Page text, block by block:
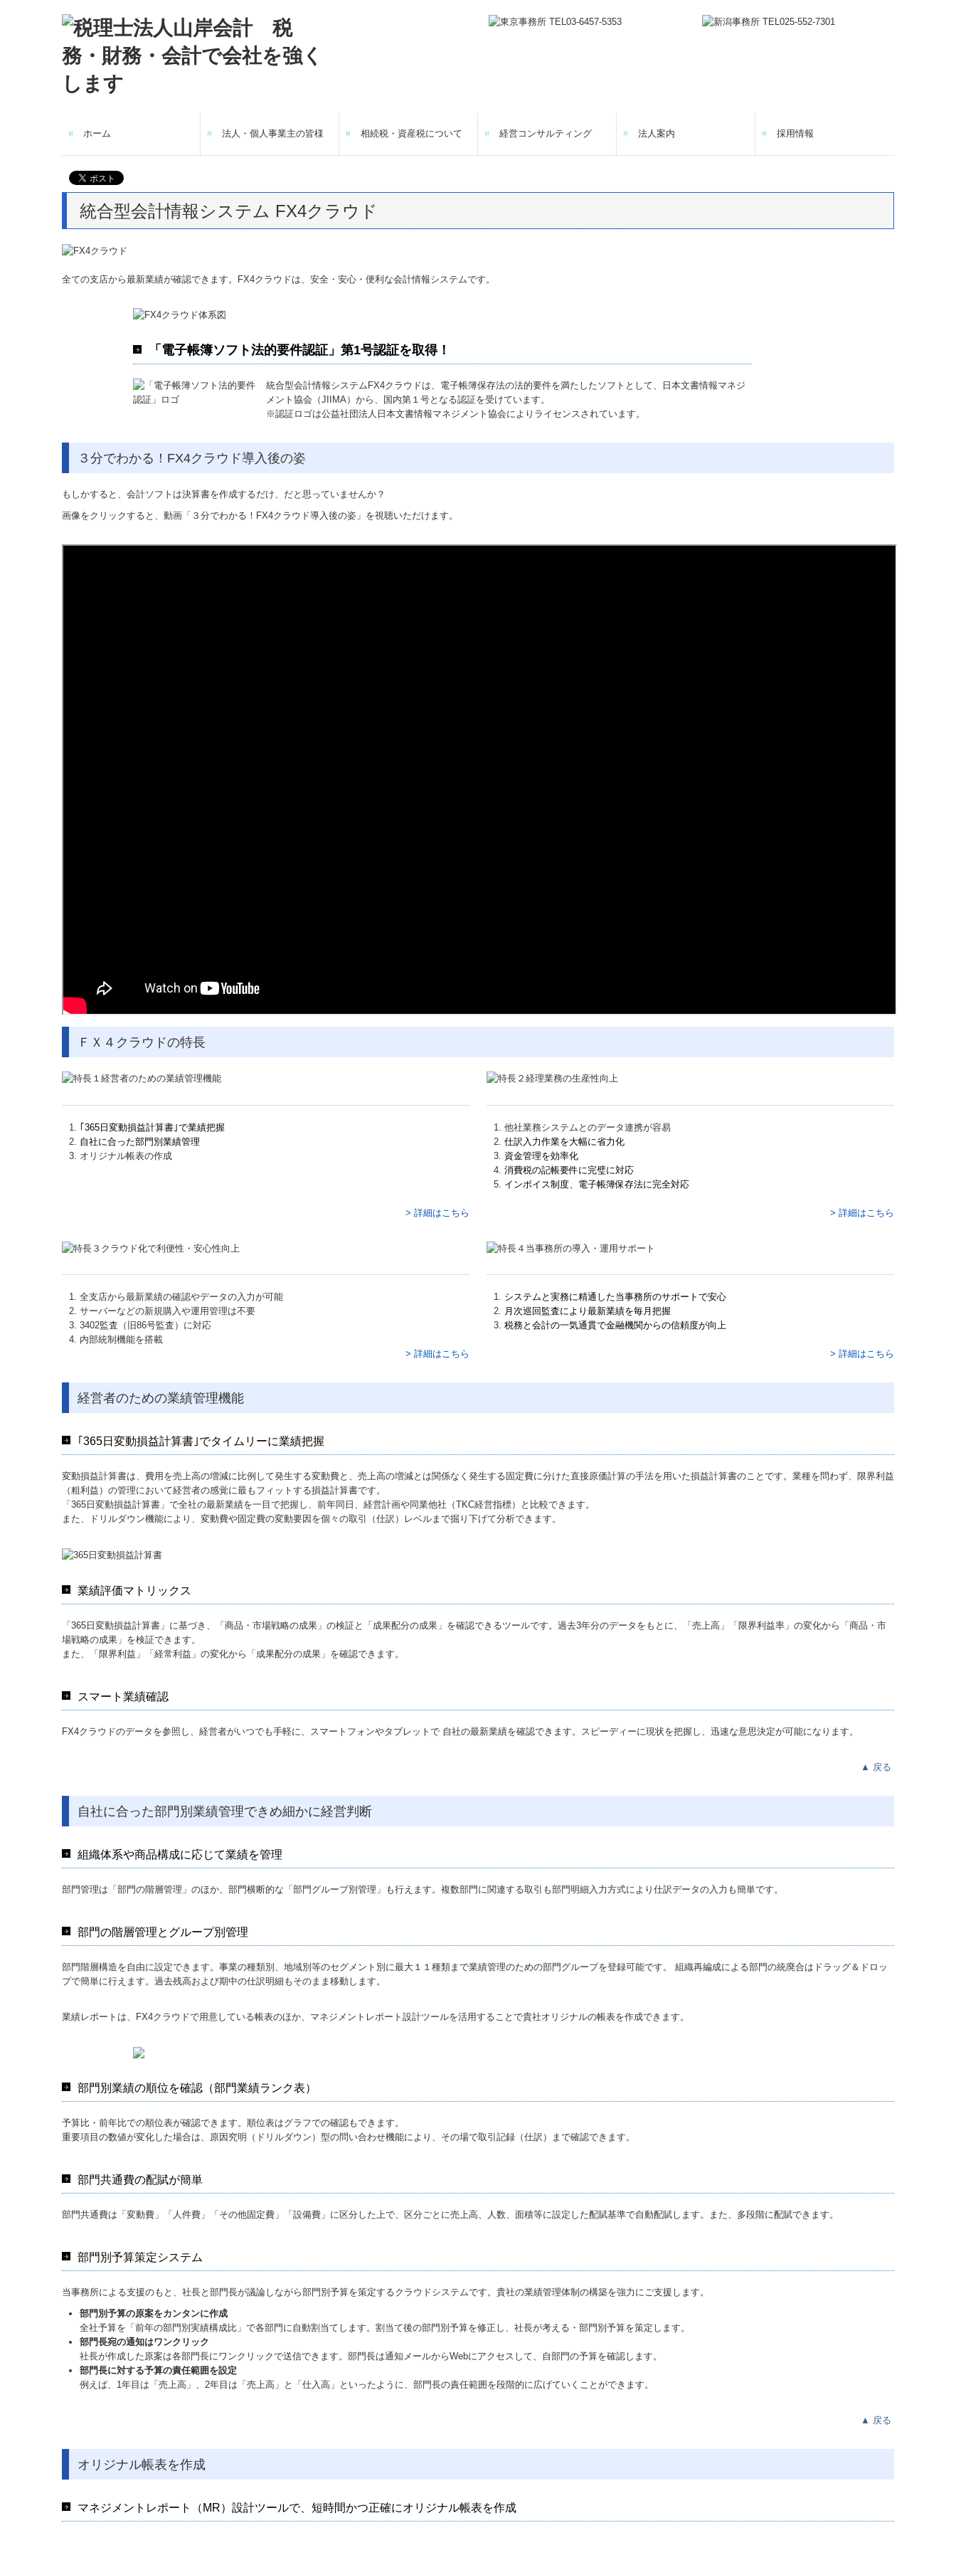
ホーム 法人・個人事業主の皆様 相続税・資産税について 経営コンサルティング 法人案内 採用情報
統合型会計情報システム FX4クラウド
全ての支店から最新業績が確認できます。FX4クラウドは、安全・安心・便利な会計情報システムです。
「電子帳簿ソフト法的要件認証」第1号認証を取得！
統合型会計情報システムFX4クラウドは、電子帳簿保存法の法的要件を満たしたソフトとして、日本文書情報マネジ
メント協会（JIIMA）から、国内第１号となる認証を受けています。
※認証ロゴは公益社団法人日本文書情報マネジメント協会によりライセンスされています。
３分でわかる！FX4クラウド導入後の姿
もしかすると、会計ソフトは決算書を作成するだけ、だと思っていませんか？
画像をクリックすると、動画「３分でわかる！FX4クラウド導入後の姿」を視聴いただけます。
ＦＸ４クラウドの特長
｢365日変動損益計算書｣で業績把握
自社に合った部門別業績管理
オリジナル帳表の作成
> 詳細はこちら
他社業務システムとのデータ連携が容易
仕訳入力作業を大幅に省力化
資金管理を効率化
消費税の記帳要件に完璧に対応
インボイス制度、電子帳簿保存法に完全対応
> 詳細はこちら
全支店から最新業績の確認やデータの入力が可能
サーバーなどの新規購入や運用管理は不要
3402監査（旧86号監査）に対応
内部統制機能を搭載
> 詳細はこちら
システムと実務に精通した当事務所のサポートで安心
月次巡回監査により最新業績を毎月把握
税務と会計の一気通貫で金融機関からの信頼度が向上
> 詳細はこちら
経営者のための業績管理機能
｢365日変動損益計算書｣でタイムリーに業績把握
変動損益計算書は、費用を売上高の増減に比例して発生する変動費と、売上高の増減とは関係なく発生する固定費に分けた直接原価計算の手法を用いた損益計算書のことです。業種を問わず、限界利益
（粗利益）の管理において経営者の感覚に最もフィットする損益計算書です。
「365日変動損益計算書」で全社の最新業績を一目で把握し、前年同日、経営計画や同業他社（TKC経営指標）と比較できます。
また、ドリルダウン機能により、変動費や固定費の変動要因を個々の取引（仕訳）レベルまで掘り下げて分析できます。
業績評価マトリックス
「365⽇変動損益計算書」に基づき、「商品・市場戦略の成果」の検証と「成果配分の成果」を確認できるツールです。過去3年分のデータをもとに、「売上⾼」「限界利益率」の変化から「商品・市
場戦略の成果」を検証できます。
また、「限界利益」「経常利益」の変化から「成果配分の成果」を確認できます。
スマート業績確認
FX4クラウドのデータを参照し、経営者がいつでも手軽に、スマートフォンやタブレットで 自社の最新業績を確認できます。スピーディーに現状を把握し、迅速な意思決定が可能になります。
▲ 戻る
自社に合った部門別業績管理できめ細かに経営判断
組織体系や商品構成に応じて業績を管理
部門管理は「部門の階層管理」のほか、部門横断的な「部門グループ別管理」も行えます。複数部門に関連する取引も部門明細入力方式により仕訳データの入力も簡単です。
部門の階層管理とグループ別管理
部門階層構造を自由に設定できます。事業の種類別、地域別等のセグメント別に最大１１種類まで業績管理のための部門グループを登録可能です。 組織再編成による部門の統廃合はドラッグ＆ドロッ
プで簡単に行えます。過去残高および期中の仕訳明細もそのまま移動します。
業績レポートは、FX4クラウドで用意している帳表のほか、マネジメントレポート設計ツールを活用することで貴社オリジナルの帳表を作成できます。
部門別業績の順位を確認（部門業績ランク表）
予算比・前年比での順位表が確認できます。順位表はグラフでの確認もできます。
重要項目の数値が変化した場合は、原因究明（ドリルダウン）型の問い合わせ機能により、その場で取引記録（仕訳）まで確認できます。
部門共通費の配賦が簡単
部門共通費は「変動費」「人件費」「その他固定費」「設備費」に区分した上で、区分ごとに売上高、人数、面積等に設定した配賦基準で自動配賦します。また、多段階に配賦できます。
部門別予算策定システム
当事務所による支援のもと、社長と部門長が議論しながら部門別予算を策定するクラウドシステムです。貴社の業績管理体制の構築を強力にご支援します。
部門別予算の原案をカンタンに作成
全社予算を「前年の部門別実績構成比」で各部門に自動割当てします。割当て後の部門別予算を修正し、社長が考える・部門別予算を策定します。
部門長宛の通知はワンクリック
社長が作成した原案は各部門長にワンクリックで送信できます。部門長は通知メールからWebにアクセスして、自部門の予算を確認します。
部門長に対する予算の責任範囲を設定
例えば、1年目は「売上高」、2年目は「売上高」と「仕入高」といったように、部門長の責任範囲を段階的に広げていくことができます。
▲ 戻る
オリジナル帳表を作成
マネジメントレポート（MR）設計ツールで、短時間かつ正確にオリジナル帳表を作成